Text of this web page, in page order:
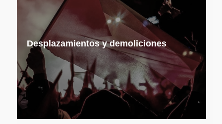
Desplazamientos y demoliciones